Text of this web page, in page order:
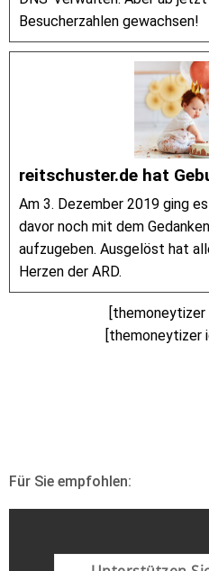
Besucherzahlen gewachsen!
reitschuster.de hat
Am 3. Dezember 2019 ging
davor noch mit dem
aufzugeben. Ausgelöst hat
Herzen der ARD.
[themoneytizer
[themoneytizer
Für Sie empfohlen: